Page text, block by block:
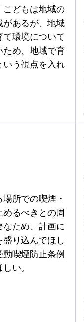
こどもは地域の
があるが、地域
て環境について
ため、地域で育
いう視点を入れ
所での喫煙・
めるべきとの周
なため、計画に
盛り込んでほし
動喫煙防止条例
い。